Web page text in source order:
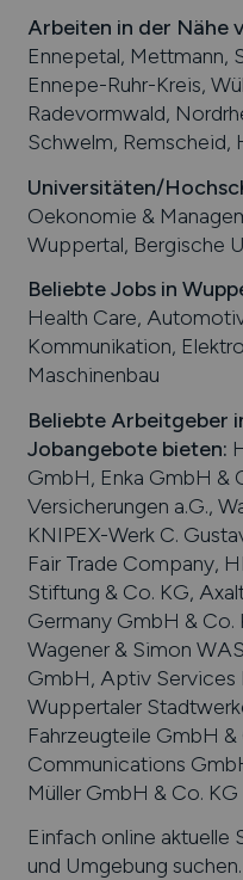
Arbeiten in der Nähe
Ennepetal, Mettmann,
Ennepe-Ruhr-Kreis,
Radevormwald,
Schwelm, Remscheid,
Universitäten/
Oekonomie &
Wuppertal, Bergische
Beliebte Jobs in
Health Care,
Kommunikation,
Maschinenbau
Beliebte Arbeitgeber
Jobangebote bieten:
GmbH, Enka GmbH &
Versicherungen a.G.,
KNIPEX-Werk C.
Fair Trade Company,
Stiftung & Co. KG,
Germany GmbH & Co.
Wagener & Simon
GmbH, Aptiv Services
Wuppertaler
Fahrzeugteile GmbH
Communications
Müller GmbH & Co. KG
Einfach online aktuelle
und Umgebung